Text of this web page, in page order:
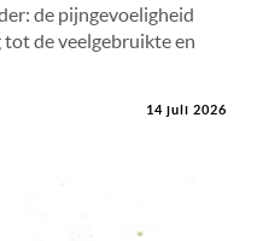
de pijngevoeligheid
de veelgebruikte en
14 juli 2026